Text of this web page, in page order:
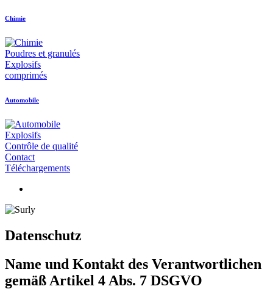
Chimie
Poudres et granulés
Explosifs
comprimés
Automobile
Explosifs
Contrôle de qualité
Contact
Téléchargements
Datenschutz
Name und Kontakt des Verantwortlichen
gemäß Artikel 4 Abs. 7 DSGVO